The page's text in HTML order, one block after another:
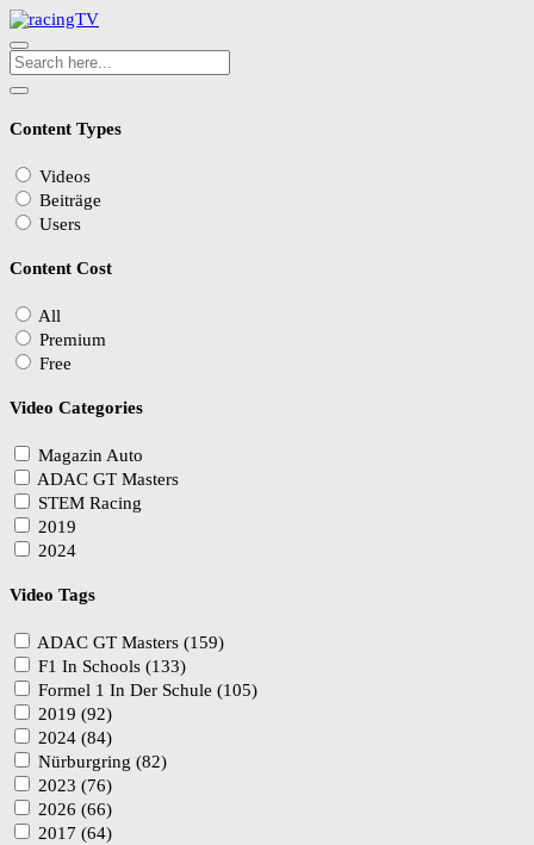
Content Types
Videos
Beiträge
Users
Content Cost
All
Premium
Free
Video Categories
Magazin Auto
ADAC GT Masters
STEM Racing
2019
2024
Video Tags
ADAC GT Masters (159)
F1 In Schools (133)
Formel 1 In Der Schule (105)
2019 (92)
2024 (84)
Nürburgring (82)
2023 (76)
2026 (66)
2017 (64)